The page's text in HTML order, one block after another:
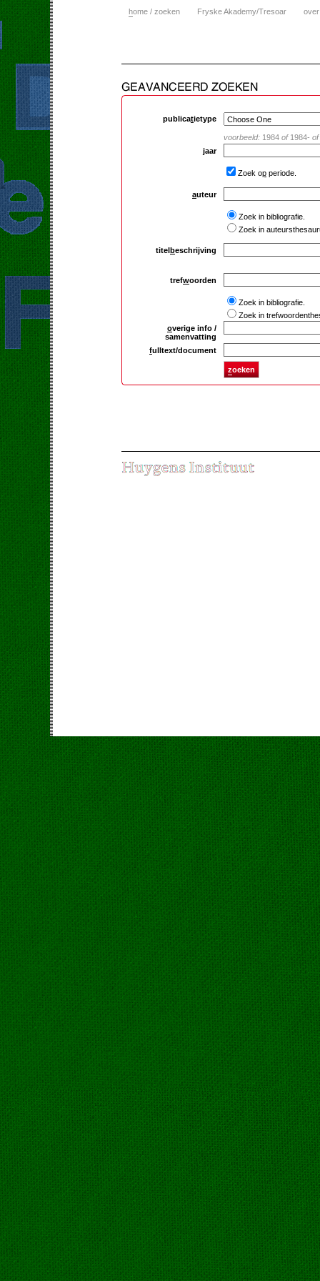
home / zoeken Fryske Akademy/Tresoar
publicatietype
voorbeeld: 1984 of1984- of
jaar
Zoek op periode.
auteur
Zoek in bibliografie.
Zoek in
titelbeschrijving
trefwoorden
Zoek in bibliografie.
Zoek in
overige info /
samenvatting
fulltext/document
zoeken